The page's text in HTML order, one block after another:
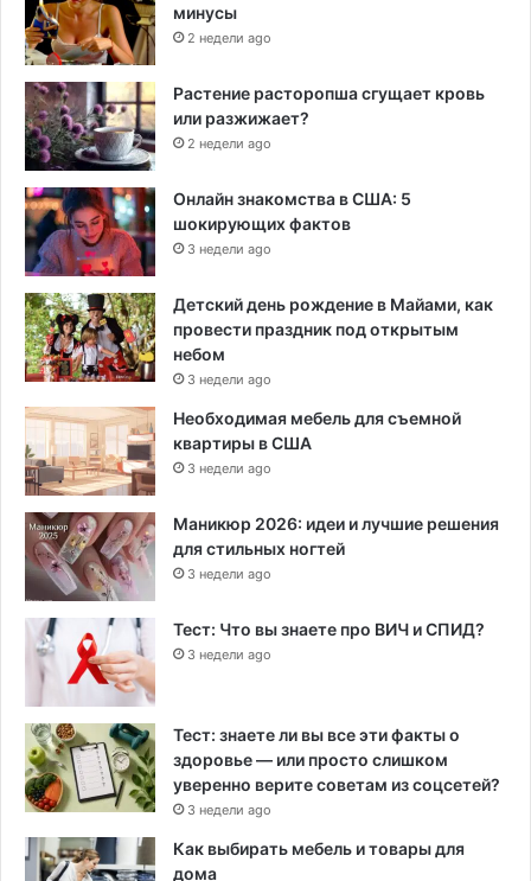
минусы
2 недели ago
Растение расторопша сгущает кровь
или разжижает?
2 недели ago
Онлайн знакомства в США: 5
шокирующих фактов
3 недели ago
Детский день рождение в Майами, как
провести праздник под открытым
небом
3 недели ago
Необходимая мебель для съемной
квартиры в США
3 недели ago
Маникюр 2026: идеи и лучшие решения
для стильных ногтей
3 недели ago
Тест: Что вы знаете про ВИЧ и СПИД?
3 недели ago
Тест: знаете ли вы все эти факты о
здоровье — или просто слишком
уверенно верите советам из соцсетей?
3 недели ago
Как выбирать мебель и товары для
дома